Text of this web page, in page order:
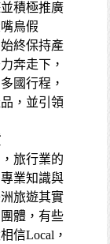
積極推廣
鳥假
終保持產
奔走下，
國行程，
，並引領
旅行業的
業知識與
旅遊其實
體，有些
信Local，